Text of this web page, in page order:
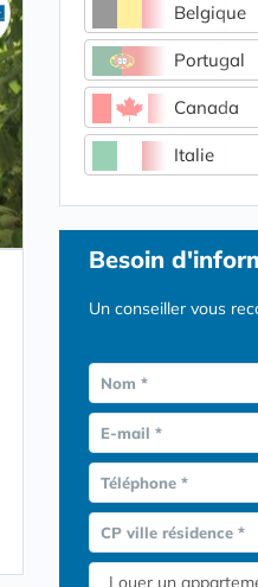
Belgique
Portugal
Canada
Italie
Besoin
Un conseiller vous
Nom *
E-mail *
Téléphone *
CP ville résidence *